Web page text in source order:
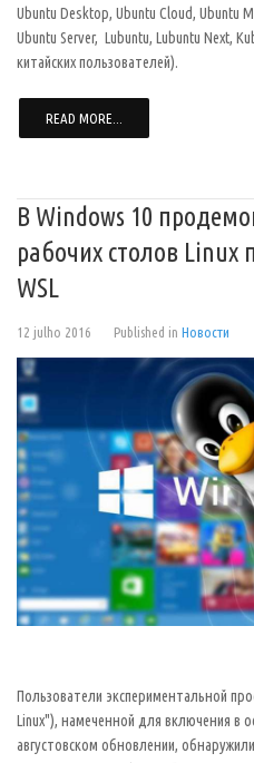
Ubuntu Desktop, Ubuntu Cloud, Ubuntu
Ubuntu Server, Lubuntu, Lubuntu Next,
китайских пользователей).
READ MORE...
В Windows 10
рабочих столов
WSL
12 julho 2016 Published in Новости
Пользователи экспериментальной
Linux"), намеченной для включения в
августовском обновлении,